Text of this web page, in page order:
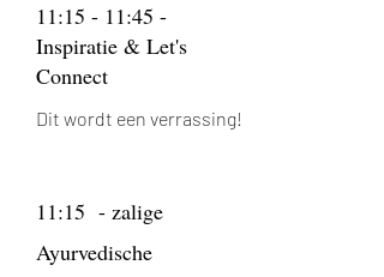
11:15 - 11:45 -
Inspiratie & Let's
Connect
Dit wordt een verrassing!
11:15 - zalige
Ayurvedische